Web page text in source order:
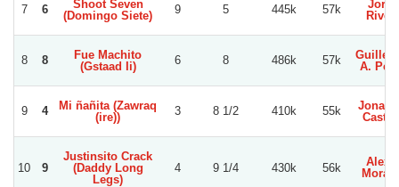
7 6
Shoot Seven
(Domingo Siete)
9 5 445k 57k
Jorge
8 8
Fue Machito
(Gstaad Ii)
6 8 486k 57k
A.
9 4
Mi ñañita (Zawraq
(ire))
3 8 1/2 410k 55k
10 9
Justinsito Crack
(Daddy Long
Legs)
4 9 1/4 430k 56k
Alexis